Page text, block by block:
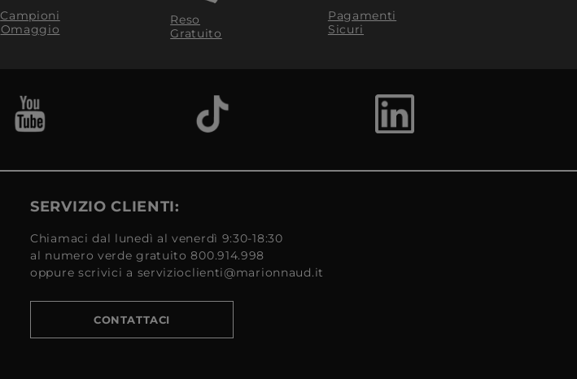
Campioni
Omaggio
Reso
Gratuito
Pagamenti
Sicuri
SERVIZIO CLIENTI:
Chiamaci dal lunedì al venerdì 9:30-18:30
al numero verde gratuito 800.914.998
oppure scrivici a servizioclienti@marionnaud.it
CONTATTACI